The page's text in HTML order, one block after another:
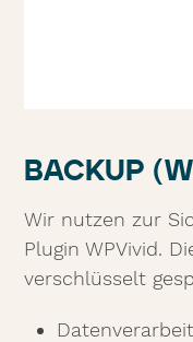
BACKUP
Wir nutzen zur
Plugin WPVivid.
verschlüsselt